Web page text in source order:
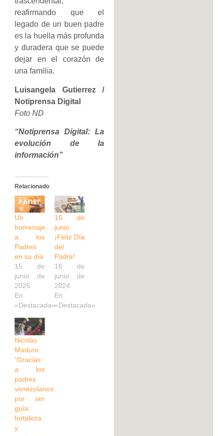
reafirmando que el
legado de un buen padre
es la huella más profunda
y duradera que se puede
dejar en el corazón de
una familia.
Luisangela Gutierrez /
Notiprensa Digital
Foto ND
“Notiprensa Digital: La
evolución de la
información”
Relacionado
Un
homenaje
a los
Padres
en su día
15 de
junio de
2025
En
«Destacada»
16 de
junio
¡Feliz Día
del
Padre!
16 de
junio de
2024
En
«Destacada»
Nicolás
Maduro:
“Gracias
a los
padres
venezolanos
por ser
guía,
fortaleza
y